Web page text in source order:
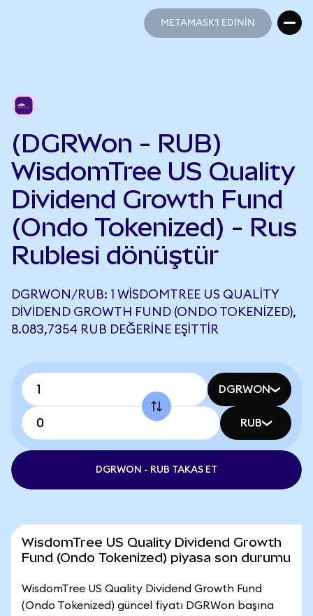
METAMASK'I EDİNİN
(DGRWon - RUB)
WisdomTree US Quality
Dividend Growth Fund
(Ondo Tokenized) - Rus
Rublesi dönüştür
DGRWON/RUB: 1 WISDOMTREE US QUALITY
DIVIDEND GROWTH FUND (ONDO TOKENIZED),
8.083,7354 RUB DEĞERINE EŞITTIR
DGRWON
RUB
DGRWON - RUB TAKAS ET
WisdomTree US Quality Dividend Growth
Fund (Ondo Tokenized) piyasa son durumu
WisdomTree US Quality Dividend Growth Fund
(Ondo Tokenized) güncel fiyatı DGRWon başına